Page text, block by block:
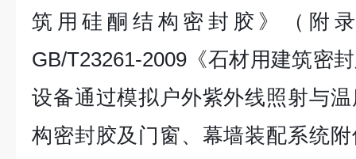
筑用硅酮结构密封胶》（附
GB/T23261-2009《石材用建筑密
设备通过模拟户外紫外线照射与
构密封胶及门窗、幕墙装配系统